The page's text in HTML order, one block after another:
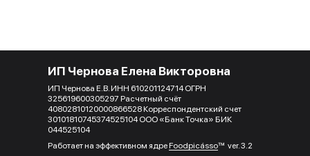
ИП Чернова Елена Викторовна
ИП Чернова Е.В. ИНН 610201124714 ОГРН
325619600305297 Расчетный счёт
40802810120000866528 Корреспондентский счет
30101810745374525104 ООО «Банк Точка» БИК
044525104
Работает на эффективном ядреFoodpicássover. 3.2